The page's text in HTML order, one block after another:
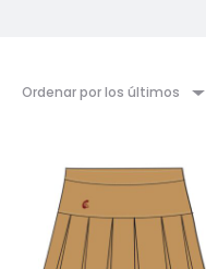
Ordenar por los últimos